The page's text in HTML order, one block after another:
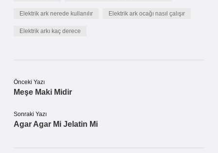
Elektrik ark nerede kullanılır Elektrik ark ocağı nasıl çalışır
Elektrik arkı kaç derece
Önceki Yazı
Meşe Maki Midir
Sonraki Yazı
Agar Agar Mi Jelatin Mi